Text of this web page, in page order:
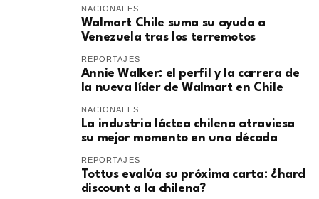
NACIONALES
Walmart Chile suma su ayuda a
Venezuela tras los terremotos
REPORTAJES
Annie Walker: el perfil y la carrera de
la nueva líder de Walmart en Chile
NACIONALES
La industria láctea chilena atraviesa
su mejor momento en una década
REPORTAJES
Tottus evalúa su próxima carta: ¿hard
discount a la chilena?